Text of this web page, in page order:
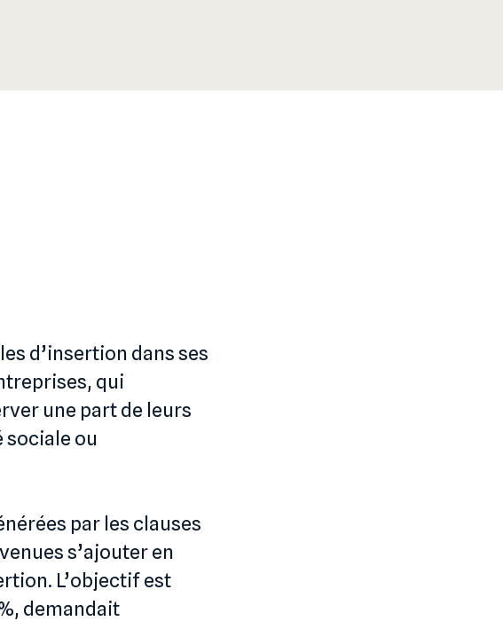
d’insertion dans ses
qui
une part de leurs
sociale ou
par les clauses
s’ajouter en
L’objectif est
demandait